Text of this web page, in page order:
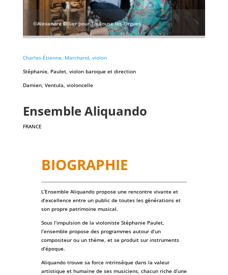
©Alexandre Ollier pour Toulouse les Orgues
Charles-Étienne, Marchand, violon
Stéphanie, Paulet, violon baroque et direction
Damien, Ventula, violoncelle
Ensemble Aliquando
FRANCE
BIOGRAPHIE
L’Ensemble Aliquando propose une rencontre vivante et
d’excellence entre un public de toutes les générations et
son propre patrimoine musical.
Sous l’impulsion de la violoniste Stéphanie Paulet,
l’ensemble propose des programmes autour d’un
compositeur ou un thème, et se produit sur instruments
d’époque.
Aliquando trouve sa force intrinsèque dans la valeur
artistique et humaine de ses musiciens, chacun riche d’une